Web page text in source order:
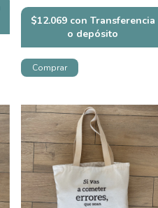
$12.069 con Transferencia
o depósito